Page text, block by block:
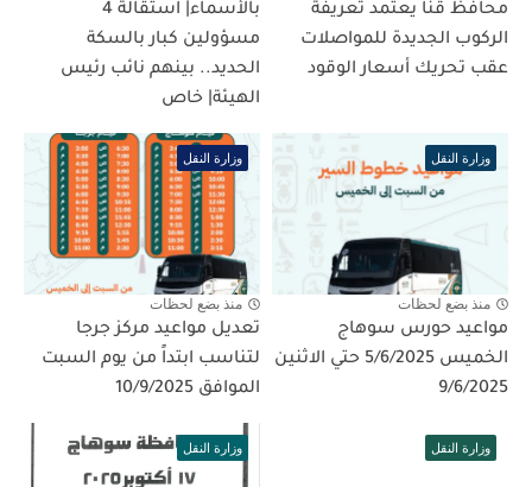
محافظ قنا يعتمد تعريفة
الركوب الجديدة للمواصلات
عقب تحريك أسعار الوقود
بالأسماء| استقالة 4
مسؤولين كبار بالسكة
الحديد.. بينهم نائب رئيس
الهيئة| خاص
وزارة النقل
منذ بضع لحظات
مواعيد حورس سوهاج
الخميس 5/6/2025 حتي الاثنين
9/6/2025
وزارة النقل
منذ بضع لحظات
تعديل مواعيد مركز جرجا
لتناسب ابتداً من يوم السبت
الموافق 10/9/2025
وزارة النقل وزارة النقل